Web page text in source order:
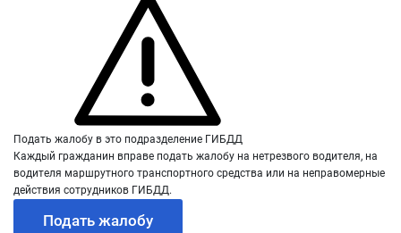
Подать жалобу в это подразделение ГИБДД
Каждый гражданин вправе подать жалобу на нетрезвого водителя, на
водителя маршрутного транспортного средства или на неправомерные
действия сотрудников ГИБДД.
Подать жалобу